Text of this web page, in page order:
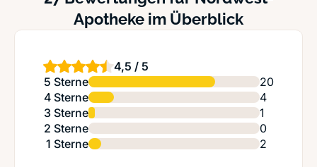
Apotheke im Überblick
4,5 / 5
5 Sterne
20
4 Sterne
4
3 Sterne
1
2 Sterne
0
1 Sterne
2